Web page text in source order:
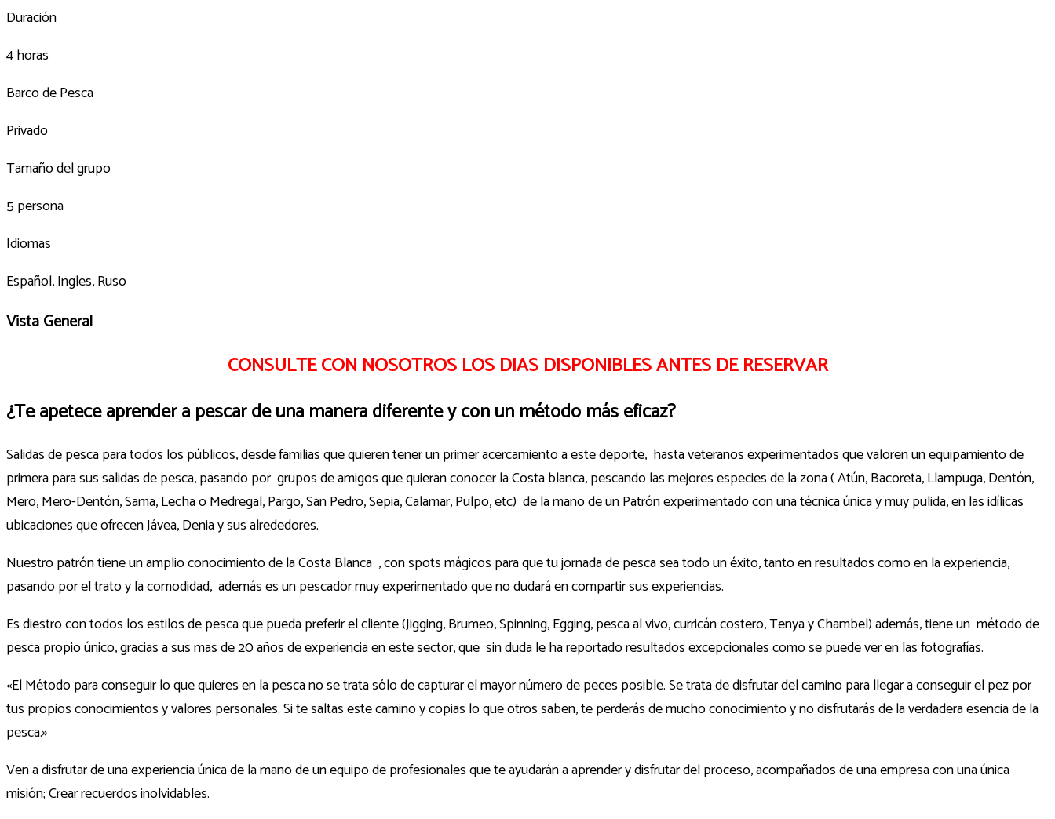
Duración
4 horas
Barco de Pesca
Privado
Tamaño del grupo
5 persona
Idiomas
Español, Ingles, Ruso
Vista General
CONSULTE CON NOSOTROS LOS DIAS DISPONIBLES ANTES DE RESERVAR
¿Te apetece aprender a pescar de una manera diferente y con un método más eficaz?
Salidas de pesca para todos los públicos, desde familias que quieren tener un primer acercamiento a este deporte, hasta veteranos experimentados que valoren un equipamiento de
primera para sus salidas de pesca, pasando por grupos de amigos que quieran conocer la Costa blanca, pescando las mejores especies de la zona ( Atún, Bacoreta, Llampuga, Dentón,
Mero, Mero-Dentón, Sama, Lecha o Medregal, Pargo, San Pedro, Sepia, Calamar, Pulpo, etc) de la mano de un Patrón experimentado con una técnica única y muy pulida, en las idílicas
ubicaciones que ofrecen Jávea, Denia y sus alrededores.
Nuestro patrón tiene un amplio conocimiento de la Costa Blanca , con spots mágicos para que tu jornada de pesca sea todo un éxito, tanto en resultados como en la experiencia,
pasando por el trato y la comodidad, además es un pescador muy experimentado que no dudará en compartir sus experiencias.
Es diestro con todos los estilos de pesca que pueda preferir el cliente (Jigging, Brumeo, Spinning, Egging, pesca al vivo, curricán costero, Tenya y Chambel) además, tiene un método de
pesca propio único, gracias a sus mas de 20 años de experiencia en este sector, que sin duda le ha reportado resultados excepcionales como se puede ver en las fotografías.
«El Método para conseguir lo que quieres en la pesca no se trata sólo de capturar el mayor número de peces posible. Se trata de disfrutar del camino para llegar a conseguir el pez por
tus propios conocimientos y valores personales. Si te saltas este camino y copias lo que otros saben, te perderás de mucho conocimiento y no disfrutarás de la verdadera esencia de la
pesca.»
Ven a disfrutar de una experiencia única de la mano de un equipo de profesionales que te ayudarán a aprender y disfrutar del proceso, acompañados de una empresa con una única
misión; Crear recuerdos inolvidables.